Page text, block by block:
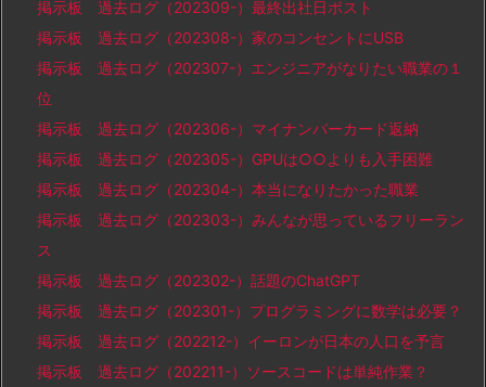
掲示板 過去ログ（202309-）最終出社日ポスト
掲示板 過去ログ（202308-）家のコンセントにUSB
掲示板 過去ログ（202307-）エンジニアがなりたい職業の１
位
掲示板 過去ログ（202306-）マイナンバーカード返納
掲示板 過去ログ（202305-）GPUは○○よりも入手困難
掲示板 過去ログ（202304-）本当になりたかった職業
掲示板 過去ログ（202303-）みんなが思っているフリーラン
ス
掲示板 過去ログ（202302-）話題のChatGPT
掲示板 過去ログ（202301-）プログラミングに数学は必要？
掲示板 過去ログ（202212-）イーロンが日本の人口を予言
掲示板 過去ログ（202211-）ソースコードは単純作業？